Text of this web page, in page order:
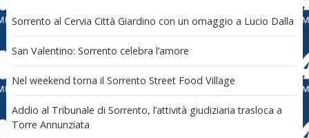
Sorrento al Cervia Città Giardino con un omaggio a Lucio Dalla
San Valentino: Sorrento celebra l’amore
Nel weekend torna il Sorrento Street Food Village
Addio al Tribunale di Sorrento, l’attività giudiziaria trasloca a
Torre Annunziata